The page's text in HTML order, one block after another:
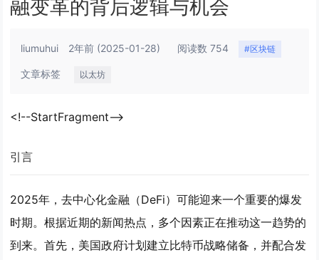
融变革的背后逻辑与机会
liumuhui 2年前 (2025-01-28) 阅读数 754 #区块链
文章标签 以太坊
<!--StartFragment-->
引言
2025年，去中心化金融（DeFi）可能迎来一个重要的爆发
时期。根据近期的新闻热点，多个因素正在推动这一趋势的
到来。首先，美国政府计划建立比特币战略储备，并配合发